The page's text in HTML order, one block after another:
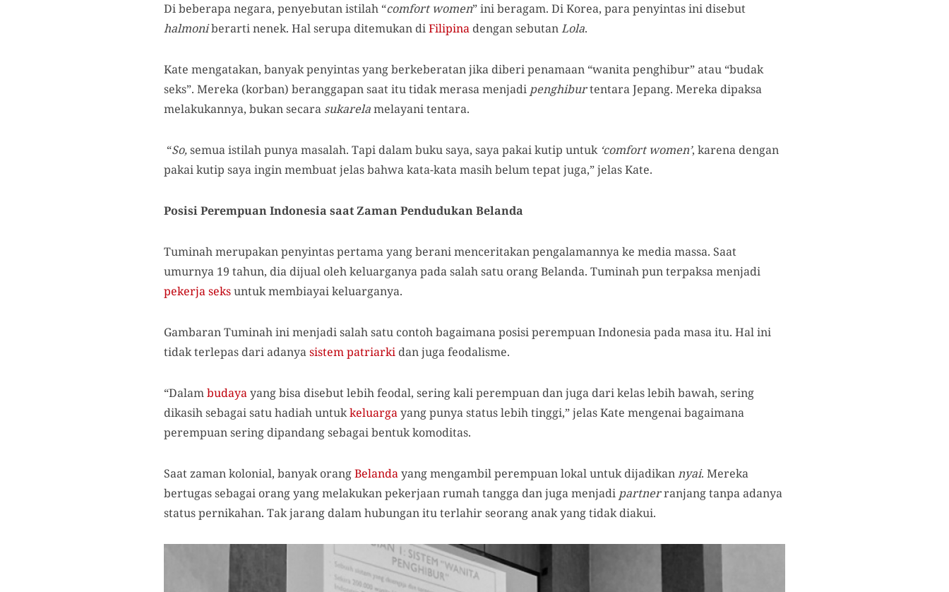
Di beberapa negara, penyebutan istilah “comfort women” ini beragam. Di Korea, para penyintas ini disebut
halmoniberarti nenek. Hal serupa ditemukan diFilipina dengan sebutanLola.
Kate mengatakan, banyak penyintas yang berkeberatan jika diberi penamaan “wanita penghibur” atau “budak
seks”. Mereka (korban) beranggapan saat itu tidak merasa menjadi penghiburtentara Jepang. Mereka dipaksa
melakukannya, bukan secara sukarelamelayani tentara.
“So,semua istilah punya masalah. Tapi dalam buku saya, saya pakai kutip untuk ‘comfort women’, karena dengan
pakai kutip saya ingin membuat jelas bahwa kata-kata masih belum tepat juga,” jelas Kate.
Posisi Perempuan Indonesia saat Zaman Pendudukan Belanda
Tuminah merupakan penyintas pertama yang berani menceritakan pengalamannya ke media massa. Saat
umurnya 19 tahun, dia dijual oleh keluarganya pada salah satu orang Belanda. Tuminah pun terpaksa menjadi
pekerja seksuntuk membiayai keluarganya.
Gambaran Tuminah ini menjadi salah satu contoh bagaimana posisi perempuan Indonesia pada masa itu. Hal ini
tidak terlepas dari adanyasistem patriarki dan juga feodalisme.
“Dalambudayayang bisa disebut lebih feodal, sering kali perempuan dan juga dari kelas lebih bawah, sering
dikasih sebagai satu hadiah untukkeluargayang punya status lebih tinggi,” jelas Kate mengenai bagaimana
perempuan sering dipandang sebagai bentuk komoditas.
Saat zaman kolonial, banyak orangBelandayang mengambil perempuan lokal untuk dijadikannyai. Mereka
bertugas sebagai orang yang melakukan pekerjaan rumah tangga dan juga menjadi partnerranjang tanpa adanya
status pernikahan. Tak jarang dalam hubungan itu terlahir seorang anak yang tidak diakui.